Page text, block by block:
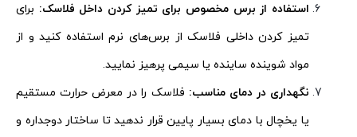
استفاده از برس مخصوص برای تمیز کردن داخل فلاسک: برای
تمیز کردن داخلی فلاسک از برس‌های نرم استفاده کنید و از
مواد شوینده ساینده یا سیمی پرهیز نمایید.
نگهداری در دمای مناسب: فلاسک را در معرض حرارت مستقیم
یا یخچال با دمای بسیار پایین قرار ندهید تا ساختار دوجداره و